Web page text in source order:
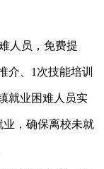
人员，免费提
介、1次技能培训
就业困难人员实
业，确保离校未就